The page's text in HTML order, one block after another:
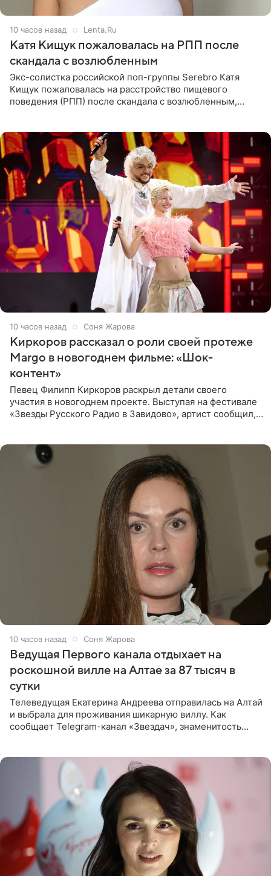
10 часов назад Lenta.Ru
Катя Кищук пожаловалась на РПП после
скандала с возлюбленным
Экс-солистка российской поп-группы Serebro Катя
Кищук пожаловалась на расстройство пищевого
поведения (РПП) после скандала с возлюбленным,
10 часов назад Соня Жарова
Киркоров рассказал о роли своей протеже
Margo в новогоднем фильме: «Шок-
контент»
Певец Филипп Киркоров раскрыл детали своего
участия в новогоднем проекте. Выступая на фестивале
«Звезды Русского Радио в Завидово», артист сообщил,
10 часов назад Соня Жарова
Ведущая Первого канала отдыхает на
роскошной вилле на Алтае за 87 тысяч в
сутки
Телеведущая Екатерина Андреева отправилась на Алтай
и выбрала для проживания шикарную виллу. Как
сообщает Telegram-канал «Звездач», знаменитость